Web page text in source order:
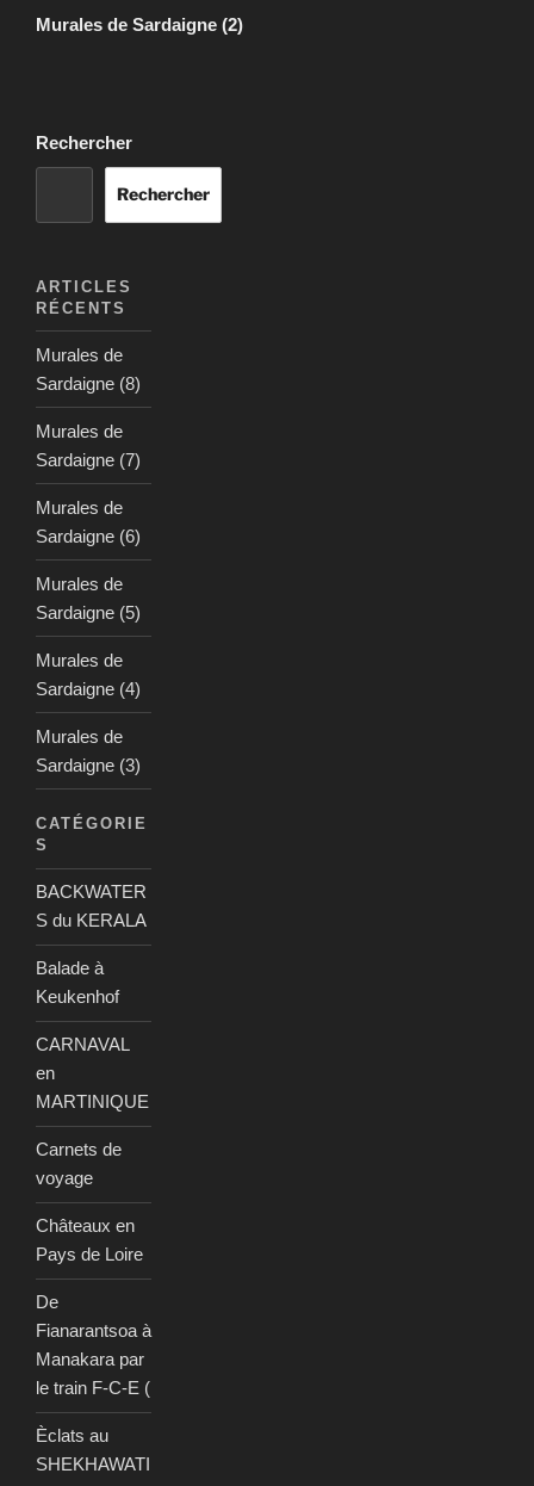
suivant
Murales de Sardaigne (2)
Rechercher
Rechercher
ARTICLES
RÉCENTS
Murales de
Sardaigne (8)
Murales de
Sardaigne (7)
Murales de
Sardaigne (6)
Murales de
Sardaigne (5)
Murales de
Sardaigne (4)
Murales de
Sardaigne (3)
CATÉGORIE
S
BACKWATER
S du KERALA
Balade à
Keukenhof
CARNAVAL
en
MARTINIQUE
Carnets de
voyage
Châteaux en
Pays de Loire
De
Fianarantsoa à
Manakara par
le train F-C-E (
Èclats au
SHEKHAWATI